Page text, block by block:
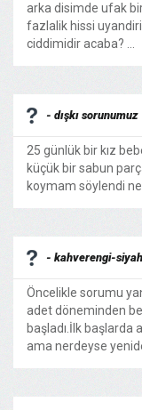
arka disimde ufak
fazlalik hissi
ciddimidir acaba? ...
- dışkı sorunumuz
25 günlük bir kız
küçük bir sabun
koymam söylendi
- kahverengi-
Öncelikle sorumu
adet döneminden
başladı.İlk başlarda
ama nerdeyse